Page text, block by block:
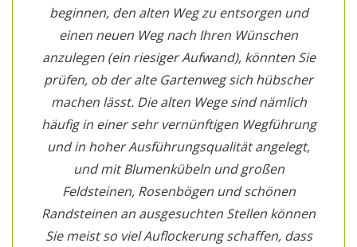
beginnen, den alten Weg zu entsorgen und
einen neuen Weg nach Ihren Wünschen
anzulegen (ein riesiger Aufwand), könnten Sie
prüfen, ob der alte Gartenweg sich hübscher
machen lässt. Die alten Wege sind nämlich
häufig in einer sehr vernünftigen Wegführung
und in hoher Ausführungsqualität angelegt,
und mit Blumenkübeln und großen
Feldsteinen, Rosenbögen und schönen
Randsteinen an ausgesuchten Stellen können
Sie meist so viel Auflockerung schaffen, dass